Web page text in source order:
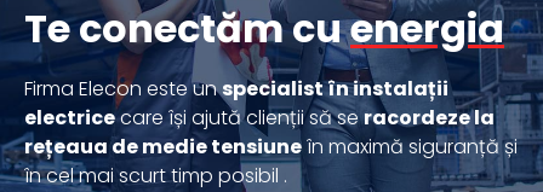
Te conectăm cuenergia
Firma Elecon este unspecialist în instalații
electricecare își ajută clienții să seracordeze la
rețeaua de medie tensiuneîn maximă siguranță și
în cel mai scurt timp posibil .